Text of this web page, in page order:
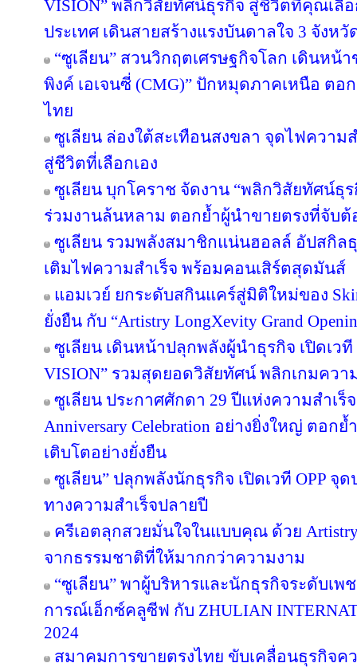
VISION” พลิกวิสัยทัศน์ธุรกิจ สู่ชีวิตที่คุณเลื
ประเทศ เดินสายสร้างแรงบันดาลใจ 3 จังห
“ซูเลียน” สวนวิกฤตเศรษฐกิจโลก เดินหน้
พิงค์ เอเจนซี่ (CMG)” ปักหมุดภาคเหนือ ตอ
ไทย
ซูเลียน ล่องใต้สะเทือนสงขลา จุดไฟความ
สู่ชีวิตที่เลือกเอง
ซูเลียน บุกโคราช จัดงาน “พลิกวิสัยทัศน์ธุ
ร่วมงานล้นหลาม ตอกย้ำผู้นำขายตรงที่จับต้
ซูเลียน รวมพลังสมาชิกแน่นฮอลล์ อัปสกิ
เติมไฟความสำเร็จ พร้อมคอนเสิร์ตสุดมันส์
แอมเวย์ ยกระดับสกินแคร์สู่มิติใหม่ของ
ยั่งยืน กับ “Artistry LongXevity Grand
ซูเลียน เดินหน้าปลุกพลังผู้นำธุรกิจ เปิดเวที
VISION” รวมสุดยอดวิสัยทัศน์ พลิกเกมคว
ซูเลียน ประกาศศักดา 29 ปีแห่งความสำเร็
Anniversary Celebration อย่างยิ่งใหญ่ ตอก
เติบโตอย่างยั่งยืน
ซูเลียน” ปลุกพลังนักธุรกิจ เปิดเวที OPP จุ
ทางความสำเร็จปลายปี
ครีเอตลุกสวยมั่นใจในแบบคุณ ด้วย
จากธรรมชาติที่ให้มากกว่าความงาม
“ซูเลียน” พาผู้บริหารและนักธุรกิจระดับเ
การณ์เอ็กซ์คลูซีฟ กับ ZHULIAN
2024
สมาคมการขายตรงไทย ขับเคลื่อนธุรกิจ